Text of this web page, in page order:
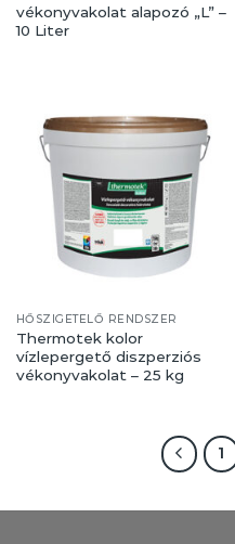
vékonyvakolat alapozó „L” –
10 Liter
HŐSZIGETELŐ RENDSZER
Thermotek kolor
vízlepergető diszperziós
vékonyvakolat – 25 kg
1